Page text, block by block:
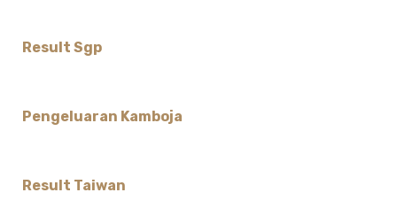
Result Sgp
Pengeluaran Kamboja
Result Taiwan